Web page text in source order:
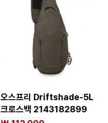
오스프리 Driftshade-5L
크로스백 2143182899